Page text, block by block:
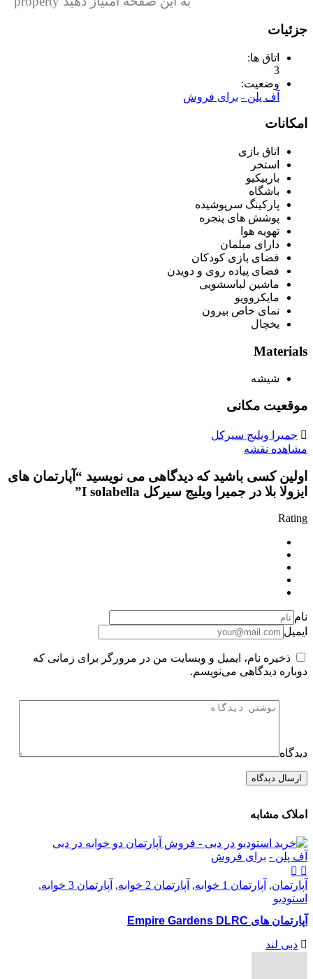
جزئیات
اتاق ها:
3
وضعیت:
آف پلن - برای فروش
امکانات
اتاق بازی
استخر
باربیکیو
باشگاه
پارکینگ سرپوشیده
پوشش های پنجره
تهویه هوا
دارای مبلمان
فضای بازی کودکان
فضای پیاده روی و دویدن
ماشین لباسشویی
مایکروویو
نمای خاص بیرون
یخچال
Materials
شیشه
موقعیت مکانی
جمیرا ویلیج سیرکل
مشاهده نقشه
اولین کسی باشید که دیدگاهی می نویسید “آپارتمان های
ایزولا بلا در جمیرا ویلیج سیرکل I solabella”
Rating
نام
ایمیل
ذخیره نام، ایمیل و وبسایت من در مرورگر برای زمانی که
دوباره دیدگاهی می‌نویسم.
دیدگاه
املاک مشابه
آف پلن - برای فروش
آپارتمان, آپارتمان 1 خوابه , آپارتمان 2 خوابه , آپارتمان 3 خوابه
,
استودیو
آپارتمان های Empire Gardens DLRC
دبی لند